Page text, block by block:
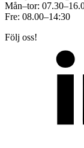
Mån–tor:
Fre: 08.00–14:30
Följ oss!